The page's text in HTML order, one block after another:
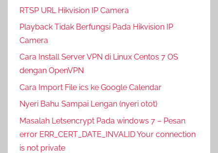
RTSP URL Hikvision IP Camera
Playback Tidak Berfungsi Pada Hikvision IP
Camera
Cara Install Server VPN di Linux Centos 7 OS
dengan OpenVPN
Cara Import File ics ke Google Calendar
Nyeri Bahu Sampai Lengan (nyeri otot)
Masalah Letsencrypt Pada windows 7 – Pesan
error ERR_CERT_DATE_INVALID Your connection
is not private